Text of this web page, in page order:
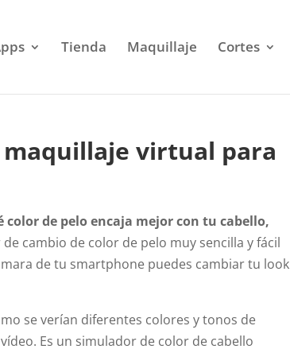
Tienda Maquillaje Cortes
maquillaje virtual para
color de pelo encaja mejor con tu cabello,
cambio de color de pelo muy sencilla y fácil
de tu smartphone puedes cambiar tu look
se verían diferentes colores y tonos de
Es un simulador de color de cabello